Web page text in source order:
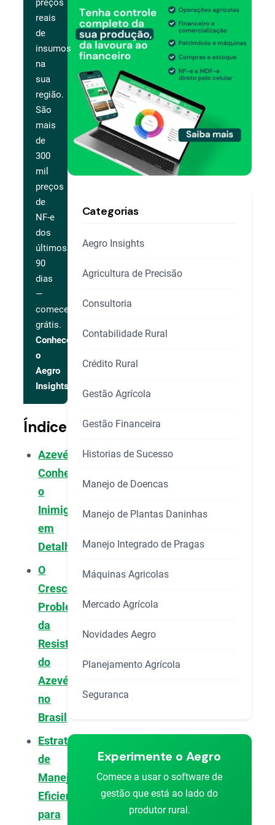
preços
reais
de
insumos
na
sua
região.
São
mais
de
300
mil
preços
de
NF-e
dos
últimos
90
dias
—
comece
grátis.
Conhecer
o
Aegro
Insights
Índice
Azevém:
Conhecendo
o
Inimigo
em
Detalhes
O
Crescente
Problema
da
Resistência
do
Azevém
no
Brasil
Estratégias
de
Manejo
Eficiente
para
Categorias
Aegro Insights
Agricultura de Precisão
Consultoria
Contabilidade Rural
Crédito Rural
Gestão Agrícola
Gestão Financeira
Historias de Sucesso
Manejo de Doencas
Manejo de Plantas Daninhas
Manejo Integrado de Pragas
Máquinas Agricolas
Mercado Agrícola
Novidades Aegro
Planejamento Agrícola
Seguranca
Experimente o Aegro
Comece a usar o software de
gestão que está ao lado do
produtor rural.